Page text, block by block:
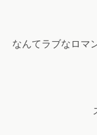
なんてラブなロマ